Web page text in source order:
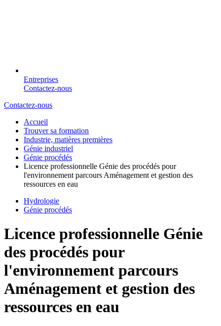
Entreprises
Contactez-nous
Contactez-nous
Accueil
Trouver sa formation
Industrie, matières premières
Génie industriel
Génie procédés
Licence professionnelle Génie des procédés pour
l'environnement parcours Aménagement et gestion des
ressources en eau
Hydrologie
Génie procédés
Licence professionnelle Génie
des procédés pour
l'environnement parcours
Aménagement et gestion des
ressources en eau